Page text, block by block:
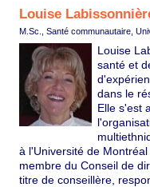
Louise
M.Sc., Santé communautaire,
Louise
santé et
dans le
Elle s'est
à l'Université de
membre du Conseil de
titre de conseillère,